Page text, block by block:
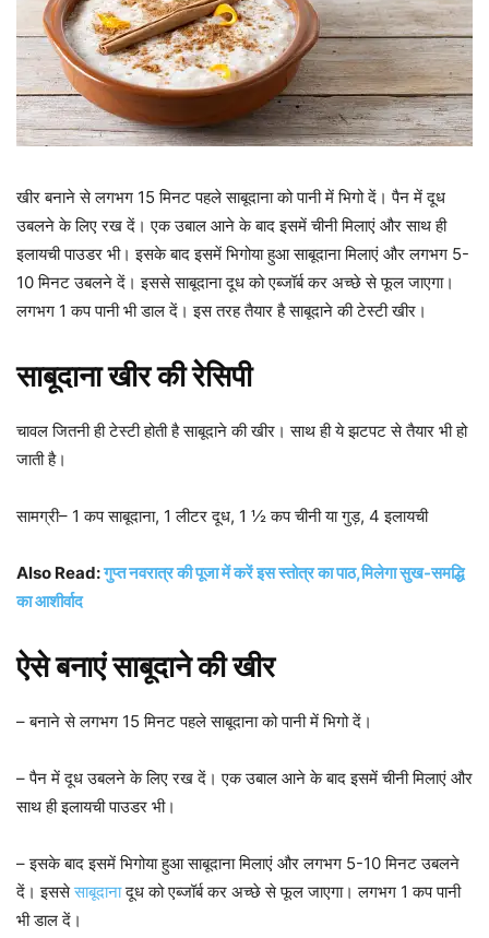
खीर बनाने से लगभग 15 मिनट पहले साबूदाना को पानी में भिगो दें। पैन में दूध
उबलने के लिए रख दें। एक उबाल आने के बाद इसमें चीनी मिलाएं और साथ ही
इलायची पाउडर भी। इसके बाद इसमें भिगोया हुआ साबूदाना मिलाएं और लगभग 5-
10 मिनट उबलने दें। इससे साबूदाना दूध को एब्जॉर्ब कर अच्छे से फूल जाएगा।
लगभग 1 कप पानी भी डाल दें। इस तरह तैयार है साबूदाने की टेस्टी खीर।
साबूदाना खीर की रेसिपी
चावल जितनी ही टेस्टी होती है साबूदाने की खीर। साथ ही ये झटपट से तैयार भी हो
जाती है।
सामग्री– 1 कप साबूदाना, 1 लीटर दूध, 1 ½ कप चीनी या गुड़, 4 इलायची
Also Read:गुप्त नवरात्र की पूजा में करें इस स्तोत्र का पाठ,मिलेगा सुख-समद्धि
का आशीर्वाद
ऐसे बनाएं साबूदाने की खीर
– बनाने से लगभग 15 मिनट पहले साबूदाना को पानी में भिगो दें।
– पैन में दूध उबलने के लिए रख दें। एक उबाल आने के बाद इसमें चीनी मिलाएं और
साथ ही इलायची पाउडर भी।
– इसके बाद इसमें भिगोया हुआ साबूदाना मिलाएं और लगभग 5-10 मिनट उबलने
दें। इससेसाबूदानादूध को एब्जॉर्ब कर अच्छे से फूल जाएगा। लगभग 1 कप पानी
भी डाल दें।